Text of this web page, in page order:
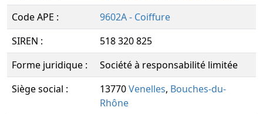
Code APE :
9602A - Coiffure
SIREN :
518 320 825
Forme juridique :
Société à responsabilité limitée
Siège social :
13770Venelles, Bouches-du-
Rhône